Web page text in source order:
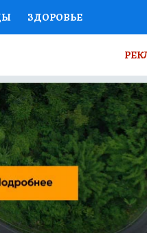
ЗДОРОВЬЕ
ПУТЕВОДИТЕЛЬ
ЖЕЛЕЗА ТУРИЗМ
ВСЕ О КП РАДИО КП